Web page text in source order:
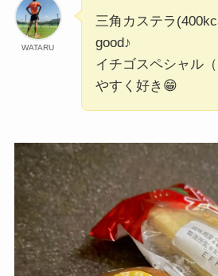
WATARU
三角カステラ
good♪
イチゴスペシャル
やすく好き😁